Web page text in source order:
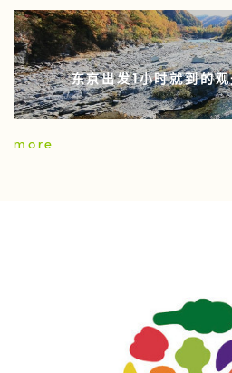
东京出发1小时就到的
more